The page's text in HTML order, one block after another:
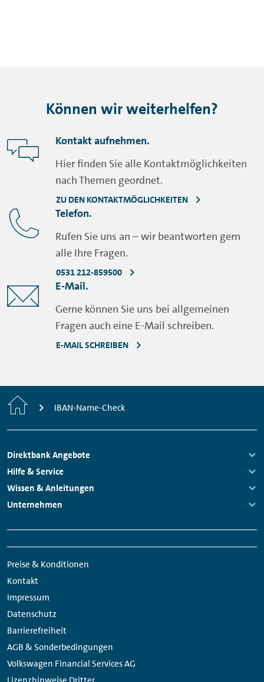
Können wir weiterhelfen?
Kontakt aufnehmen.
Hier finden Sie alle Kontaktmöglichkeiten
nach Themen geordnet.
ZU DEN KONTAKTMÖGLICHKEITEN
Telefon.
Rufen Sie uns an – wir beantworten gern
alle Ihre Fragen.
0531 212-859500
E-Mail.
Gerne können Sie uns bei allgemeinen
Fragen auch eine E-Mail schreiben.
E-MAIL SCHREIBEN
Home IBAN-Name-Check
Footer
Navigation
Direktbank Angebote
Links:
Hilfe & Service
Links:
Wissen & Anleitungen
Links:
Unternehmen
Navigation
Preise & Konditionen
Kontakt
Impressum
Datenschutz
Barrierefreiheit
AGB & Sonderbedingungen
Volkswagen Financial Services AG
Media
Links